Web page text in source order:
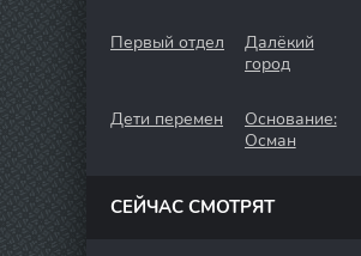
Первый отдел
Далёкий
город
Дети перемен
Основание:
Осман
СЕЙЧАС СМОТРЯТ